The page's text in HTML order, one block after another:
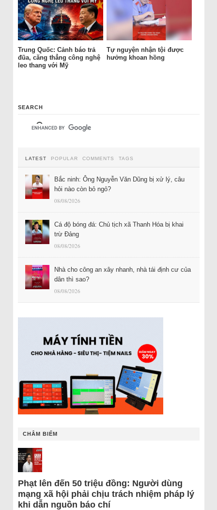
Trung Quốc: Cảnh báo trả
đũa, căng thẳng công nghệ
leo thang với Mỹ
Tự nguyện nhận tội được
hưởng khoan hồng
SEARCH
LATEST POPULAR COMMENTS TAGS
Bắc ninh: Ông Nguyễn Văn Dũng bị xử lý, câu
hỏi nào còn bỏ ngỏ?
08/08/2026
Cá độ bóng đá: Chủ tịch xã Thanh Hóa bị khai
trừ Đảng
08/08/2026
Nhà cho công an xây nhanh, nhà tái định cư của
dân thì sao?
08/08/2026
CHÂM BIẾM
Phạt lên đến 50 triệu đồng: Người dùng
mạng xã hội phải chịu trách nhiệm pháp lý
khi dẫn nguồn báo chí